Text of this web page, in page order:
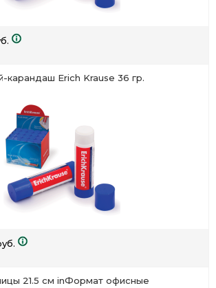
карандаш Erich Krause 36 гр.
21.5 см inФормат офисные